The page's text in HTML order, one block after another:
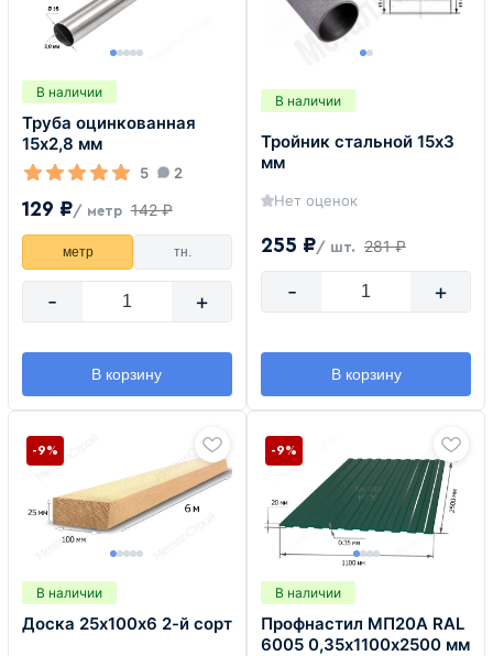
В наличии
Труба оцинкованная
15х2,8 мм
5 2
129 ₽/ метр 142 ₽
метр тн.
- +
В корзину
В наличии
Тройник стальной 15х3
мм
Нет оценок
255 ₽/ шт. 281 ₽
- +
В корзину
В наличии
Доска 25х100х6 2-й сорт
-9%
В наличии
Профнастил МП20А RAL
6005 0,35х1100х2500 мм
-9%